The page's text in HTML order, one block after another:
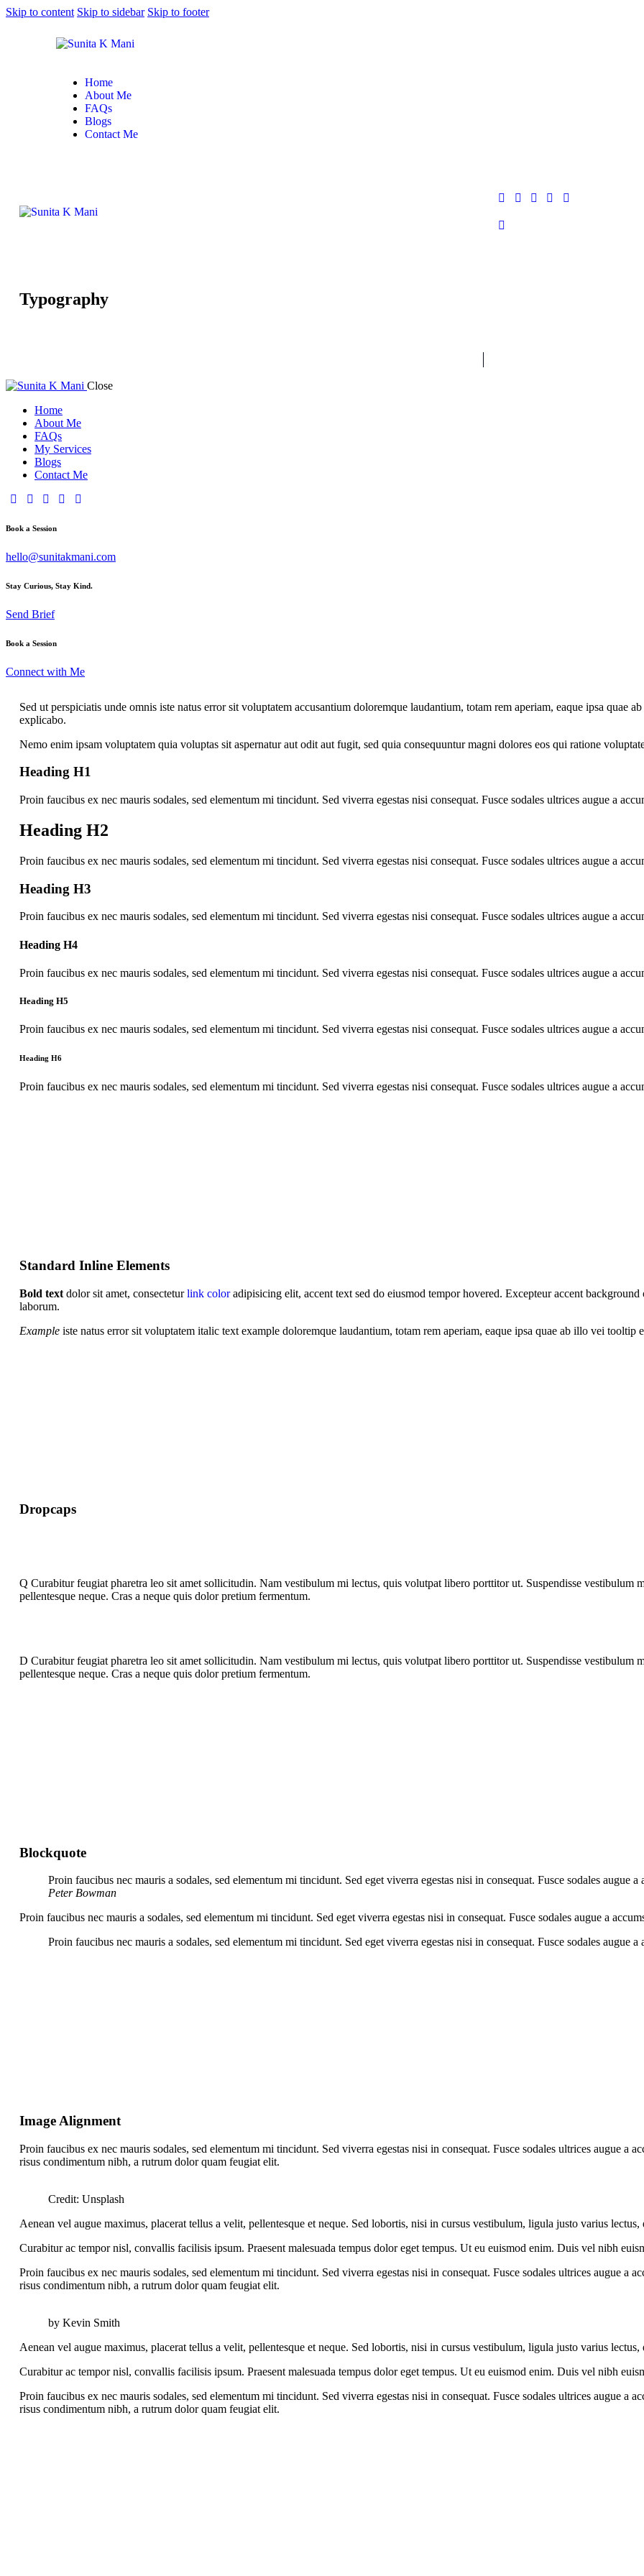
Skip to content Skip to sidebar Skip to footer
Home
About Me
FAQs
Blogs
Contact Me
Typography
Close
Home
About Me
FAQs
My Services
Blogs
Contact Me
Book a Session
hello@sunitakmani.com
Stay Curious, Stay Kind.
Send Brief
Book a Session
Connect with Me
Sed ut perspiciatis unde omnis iste natus error sit voluptatem accusantium doloremque laudantium, totam rem aperiam, eaque ipsa quae
explicabo.
Nemo enim ipsam voluptatem quia voluptas sit aspernatur aut odit aut fugit, sed quia consequuntur magni dolores eos qui ratione
Heading H1
Proin faucibus ex nec mauris sodales, sed elementum mi tincidunt. Sed viverra egestas nisi consequat. Fusce sodales ultrices augue a
Heading H2
Proin faucibus ex nec mauris sodales, sed elementum mi tincidunt. Sed viverra egestas nisi consequat. Fusce sodales ultrices augue a
Heading H3
Proin faucibus ex nec mauris sodales, sed elementum mi tincidunt. Sed viverra egestas nisi consequat. Fusce sodales ultrices augue a
Heading H4
Proin faucibus ex nec mauris sodales, sed elementum mi tincidunt. Sed viverra egestas nisi consequat. Fusce sodales ultrices augue a
Heading H5
Proin faucibus ex nec mauris sodales, sed elementum mi tincidunt. Sed viverra egestas nisi consequat. Fusce sodales ultrices augue a
Heading H6
Proin faucibus ex nec mauris sodales, sed elementum mi tincidunt. Sed viverra egestas nisi consequat. Fusce sodales ultrices augue a
Standard Inline Elements
Bold text dolor sit amet, consecteturlink coloradipisicing elit, accent text sed do eiusmod tempor hovered. Excepteuraccent background
laborum.
Example iste natus error sit voluptatem italic text example doloremque laudantium, totam rem aperiam, eaque ipsa quae ab illo vei tooltip
Dropcaps
Q Curabitur feugiat pharetra leo sit amet sollicitudin. Nam vestibulum mi lectus, quis volutpat libero porttitor ut. Suspendisse vestibulum
pellentesque neque. Cras a neque quis dolor pretium fermentum.
D Curabitur feugiat pharetra leo sit amet sollicitudin. Nam vestibulum mi lectus, quis volutpat libero porttitor ut. Suspendisse vestibulum
pellentesque neque. Cras a neque quis dolor pretium fermentum.
Blockquote
Proin faucibus nec mauris a sodales, sed elementum mi tincidunt. Sed eget viverra egestas nisi in consequat. Fusce sodales augue
Peter Bowman
Proin faucibus nec mauris a sodales, sed elementum mi tincidunt. Sed eget viverra egestas nisi in consequat. Fusce sodales augue a
Proin faucibus nec mauris a sodales, sed elementum mi tincidunt. Sed eget viverra egestas nisi in consequat. Fusce sodales augue
Image Alignment
Proin faucibus ex nec mauris sodales, sed elementum mi tincidunt. Sed viverra egestas nisi in consequat. Fusce sodales ultrices augue a
risus condimentum nibh, a rutrum dolor quam feugiat elit.
Credit: Unsplash
Aenean vel augue maximus, placerat tellus a velit, pellentesque et neque. Sed lobortis, nisi in cursus vestibulum, ligula justo varius
Curabitur ac tempor nisl, convallis facilisis ipsum. Praesent malesuada tempus dolor eget tempus. Ut eu euismod enim. Duis vel nibh
Proin faucibus ex nec mauris sodales, sed elementum mi tincidunt. Sed viverra egestas nisi in consequat. Fusce sodales ultrices augue a
risus condimentum nibh, a rutrum dolor quam feugiat elit.
by Kevin Smith
Aenean vel augue maximus, placerat tellus a velit, pellentesque et neque. Sed lobortis, nisi in cursus vestibulum, ligula justo varius
Curabitur ac tempor nisl, convallis facilisis ipsum. Praesent malesuada tempus dolor eget tempus. Ut eu euismod enim. Duis vel nibh
Proin faucibus ex nec mauris sodales, sed elementum mi tincidunt. Sed viverra egestas nisi in consequat. Fusce sodales ultrices augue a
risus condimentum nibh, a rutrum dolor quam feugiat elit.